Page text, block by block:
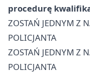
procedurę
ZOSTAŃ JEDNYM Z
POLICJANTA
ZOSTAŃ JEDNYM Z
POLICJANTA